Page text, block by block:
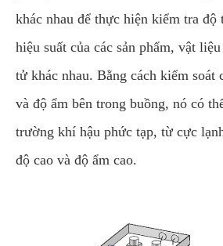
khác nhau để thực hiện kiểm tra độ
hiệu suất của các sản phẩm, vật
tử khác nhau. Bằng cách kiểm soát
và độ ẩm bên trong buồng, nó có
trường khí hậu phức tạp, từ cực
độ cao và độ ẩm cao.